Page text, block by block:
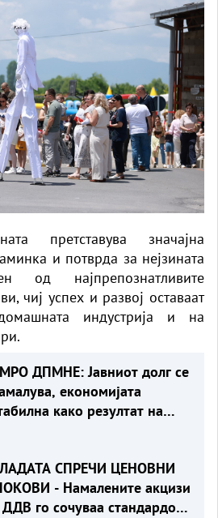
претставува значајна
и потврда за нејзината
од најпрепознатливите
чиј успех и развој оставаат
индустрија и на
ДПМНЕ: Јавниот долг се
економијата
како резултат на
СПРЕЧИ ЦЕНОВНИ
- Намалените акцизи
го сочуваа стандардот